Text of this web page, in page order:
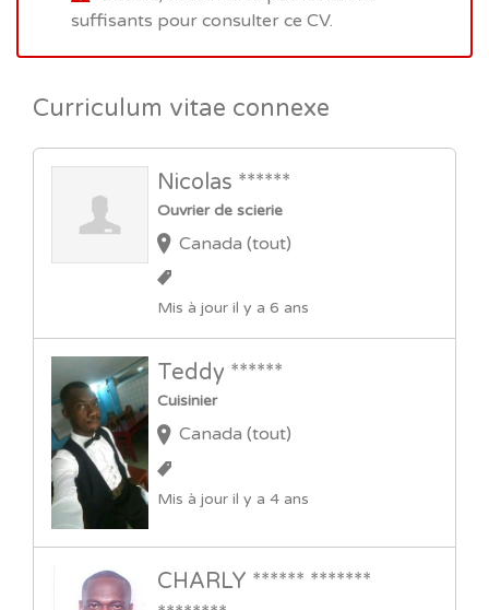
suffisants pour consulter ce CV.
Curriculum vitae connexe
Nicolas ******
Ouvrier de scierie
Canada (tout)
Mis à jour il y a 6 ans
Teddy ******
Cuisinier
Canada (tout)
Mis à jour il y a 4 ans
CHARLY ****** *******